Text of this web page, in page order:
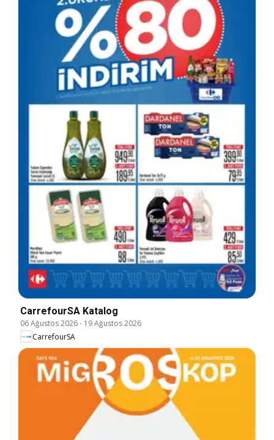
CarrefourSA Katalog
06 Ağustos 2026- 19 Ağustos 2026
CarrefourSA